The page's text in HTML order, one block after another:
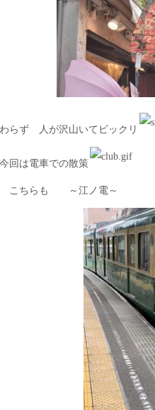
らず 人が沢山いてビックリ
回は電車での散策
こちらも ～江ノ電～